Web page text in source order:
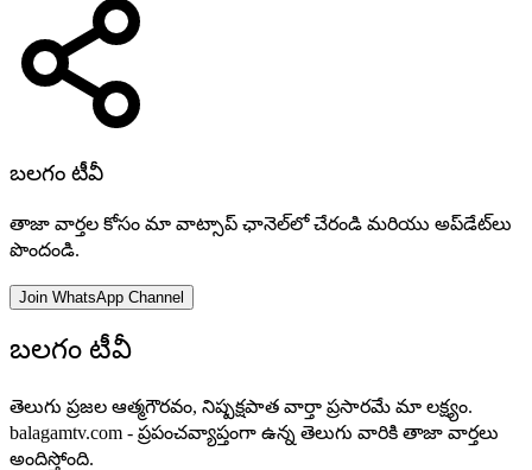
బలగం టీవీ
తాజా వార్తల కోసం మా వాట్సాప్ ఛానెల్‌లో చేరండి మరియు అప్‌డేట్‌లు
పొందండి.
Join WhatsApp Channel
బలగం టీవీ
తెలుగు ప్రజల ఆత్మగౌరవం, నిష్పక్షపాత వార్తా ప్రసారమే మా లక్ష్యం.
balagamtv.com - ప్రపంచవ్యాప్తంగా ఉన్న తెలుగు వారికి తాజా వార్తలు
అందిస్తోంది.